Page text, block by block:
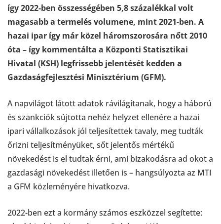
így 2022-ben összességében 5,8 százalékkal volt
magasabb a termelés volumene, mint 2021-ben. A
hazai ipar így már közel háromszorosára nőtt 2010
óta – így kommentálta a Központi Statisztikai
Hivatal (KSH) legfrissebb jelentését kedden a
Gazdaságfejlesztési Minisztérium (GFM).
A napvilágot látott adatok rávilágítanak, hogy a háború
és szankciók sújtotta nehéz helyzet ellenére a hazai
ipari vállalkozások jól teljesítettek tavaly, meg tudták
őrizni teljesítményüket, sőt jelentős mértékű
növekedést is el tudtak érni, ami bizakodásra ad okot a
gazdasági növekedést illetően is – hangsúlyozta az MTI
a GFM közleményére hivatkozva.
2022-ben ezt a kormány számos eszközzel segítette: